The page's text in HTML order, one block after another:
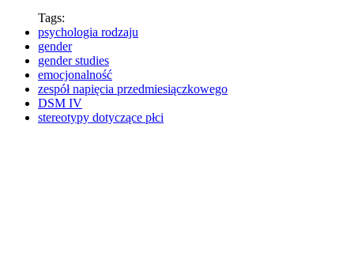
Tags:
psychologia rodzaju
gender
gender studies
emocjonalność
zespół napięcia przedmiesiączkowego
DSM IV
stereotypy dotyczące płci